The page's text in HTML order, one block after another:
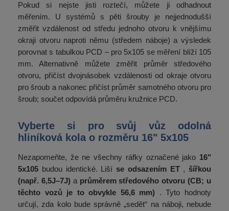
Pokud si nejste jisti roztečí, můžete ji odhadnout
měřením. U systémů s pěti šrouby je nejjednodušší
změřit vzdálenost od středu jednoho otvoru k vnějšímu
okraji otvoru naproti němu (středem náboje) a výsledek
porovnat s tabulkou PCD – pro 5x105 se měření blíží 105
mm. Alternativně můžete změřit průměr středového
otvoru, přičíst dvojnásobek vzdálenosti od okraje otvoru
pro šroub a nakonec přičíst průměr samotného otvoru pro
šroub; součet odpovídá průměru kružnice PCD.
Vyberte si pro svůj vůz odolná
hliníková kola o rozměru 16" 5x105
Nezapomeňte, že ne všechny ráfky označené jako 16"
5x105 budou identické. Liší se odsazením ET, šířkou
(např. 6,5J–7J) a průměrem středového otvoru (CB; u
těchto vozů je to obvykle 56,6 mm) . Tyto hodnoty
určují, zda kolo bude správně „sedět“ na náboji, nebude